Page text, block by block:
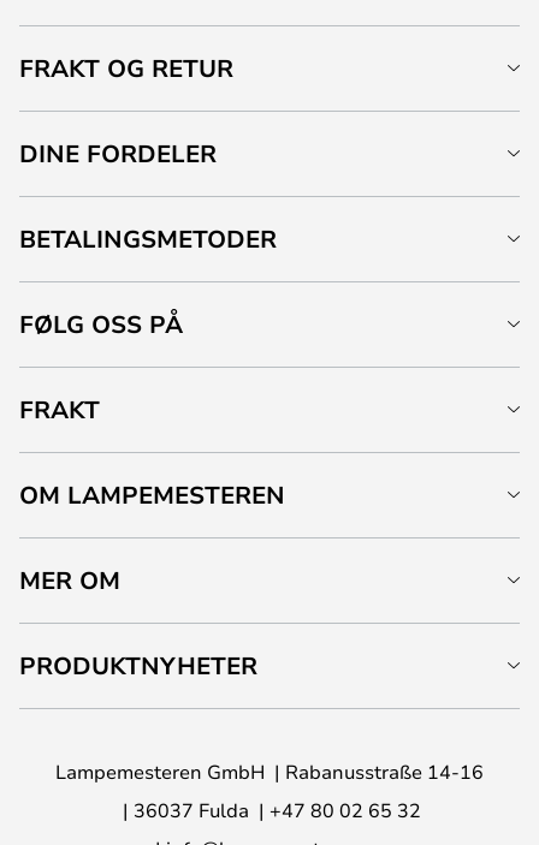
FRAKT OG RETUR
DINE FORDELER
BETALINGSMETODER
FØLG OSS PÅ
FRAKT
OM LAMPEMESTEREN
MER OM
PRODUKTNYHETER
Lampemesteren GmbH
Rabanusstraße 14-16
36037 Fulda
+47 80 02 65 32